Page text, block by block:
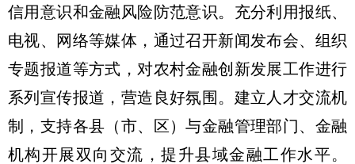
信用意识和金融风险防范意识。充分利用报纸、
电视、网络等媒体，通过召开新闻发布会、组织
专题报道等方式，对农村金融创新发展工作进行
系列宣传报道，营造良好氛围。建立人才交流机
制，支持各县（市、区）与金融管理部门、金融
机构开展双向交流，提升县域金融工作水平。